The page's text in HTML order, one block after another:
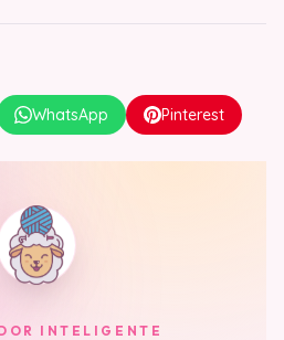
WhatsApp Pinterest
INTELIGENTE